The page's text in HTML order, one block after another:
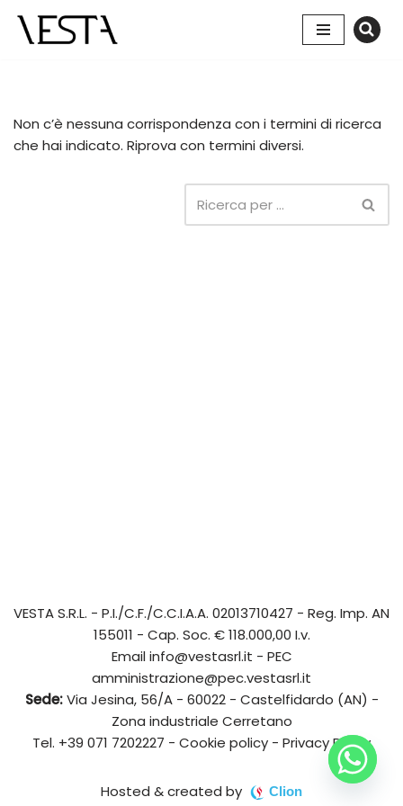
Vai
Non c’è nessuna corrispondenza con i termini di ricerca
che hai indicato. Riprova con termini diversi.
VESTA S.R.L. - P.I./C.F./C.C.I.A.A. 02013710427 - Reg. Imp. AN
155011 - Cap. Soc. € 118.000,00 I.v.
Emailinfo@vestasrl.it - PEC
amministrazione@pec.vestasrl.it
Sede:Via Jesina, 56/A - 60022 - Castelfidardo (AN) -
Zona industriale Cerretano
Tel. +39 071 7202227 - Cookie policy - Privacy Policy
Hosted & created by Clion